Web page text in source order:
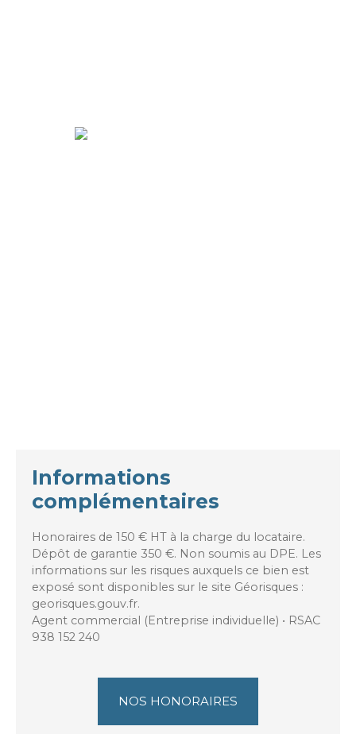
Informations
complémentaires
Honoraires de 150 € HT à la charge du locataire.
Dépôt de garantie 350 €. Non soumis au DPE. Les
informations sur les risques auxquels ce bien est
exposé sont disponibles sur le site Géorisques :
georisques.gouv.fr.
Agent commercial (Entreprise individuelle) • RSAC
938 152 240
NOS HONORAIRES